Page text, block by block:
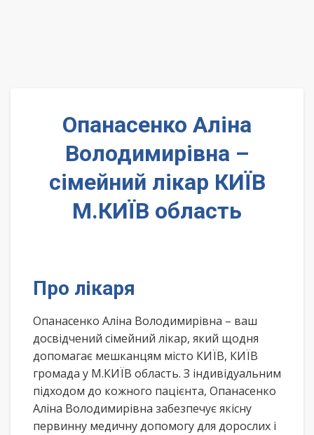
Опанасенко Аліна
Володимирівна –
сімейний лікар КИЇВ
М.КИЇВ область
Про лікаря
Опанасенко Аліна Володимирівна – ваш
досвідчений сімейний лікар, який щодня
допомагає мешканцям місто КИЇВ, КИЇВ
громада у М.КИЇВ область. З індивідуальним
підходом до кожного пацієнта, Опанасенко
Аліна Володимирівна забезпечує якісну
первинну медичну допомогу для дорослих і